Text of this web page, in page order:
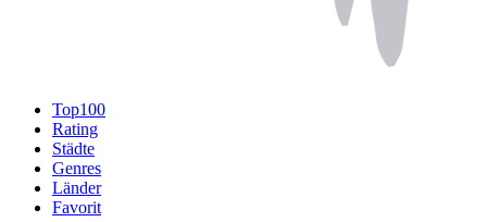
Top100
Rating
Städte
Genres
Länder
Favorit